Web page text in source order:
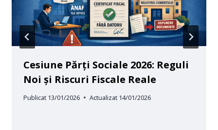
Cesiune Părți Sociale 2026: Reguli
Noi și Riscuri Fiscale Reale
Publicat 13/01/2026 Actualizat 14/01/2026